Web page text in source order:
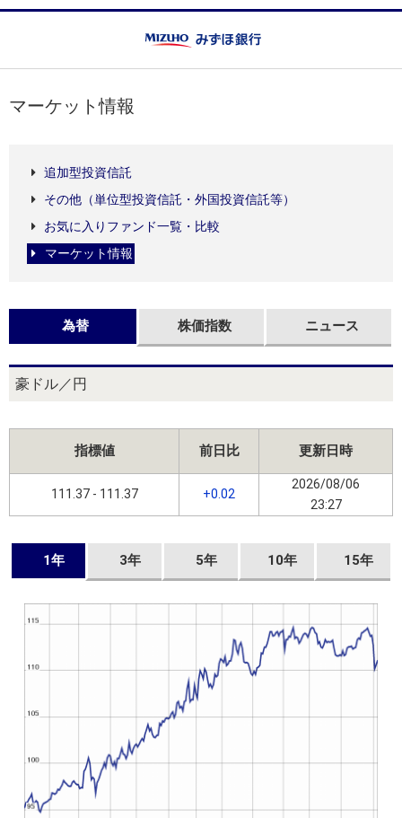
マーケット情報
追加型投資信託
その他（単位型投資信託・外国投資信託等）
お気に入りファンド一覧・比較
マーケット情報
為替 株価指数 ニュース
豪ドル／円
指標値 前日比 更新日時
111.37 - 111.37 +0.02
2026/08/06
23:27
1年 3年 5年 10年 15年